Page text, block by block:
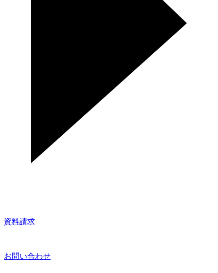
資料請求
お問い合わせ